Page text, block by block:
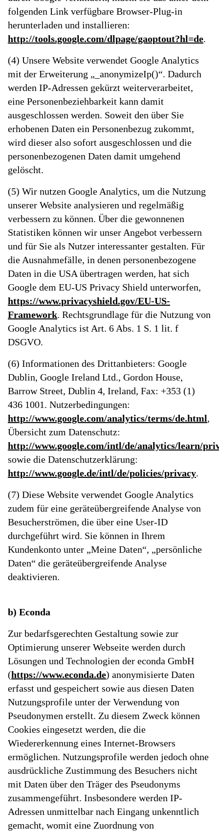
folgenden Link verfügbare Browser-Plug-in
herunterladen und installieren:
http://tools.google.com/dlpage/gaoptout?hl=de.
(4) Unsere Website verwendet Google Analytics
mit der Erweiterung „_anonymizeIp()“. Dadurch
werden IP-Adressen gekürzt weiterverarbeitet,
eine Personenbeziehbarkeit kann damit
ausgeschlossen werden. Soweit den über Sie
erhobenen Daten ein Personenbezug zukommt,
wird dieser also sofort ausgeschlossen und die
personenbezogenen Daten damit umgehend
gelöscht.
(5) Wir nutzen Google Analytics, um die Nutzung
unserer Website analysieren und regelmäßig
verbessern zu können. Über die gewonnenen
Statistiken können wir unser Angebot verbessern
und für Sie als Nutzer interessanter gestalten. Für
die Ausnahmefälle, in denen personenbezogene
Daten in die USA übertragen werden, hat sich
Google dem EU-US Privacy Shield unterworfen,
https://www.privacyshield.gov/EU-US-
Framework. Rechtsgrundlage für die Nutzung von
Google Analytics ist Art. 6 Abs. 1 S. 1 lit. f
DSGVO.
(6) Informationen des Drittanbieters: Google
Dublin, Google Ireland Ltd., Gordon House,
Barrow Street, Dublin 4, Ireland, Fax: +353 (1)
436 1001. Nutzerbedingungen:
http://www.google.com/analytics/terms/de.html,
Übersicht zum Datenschutz:
http://www.google.com/intl/de/analytics/learn/
sowie die Datenschutzerklärung:
http://www.google.de/intl/de/policies/privacy.
(7) Diese Website verwendet Google Analytics
zudem für eine geräteübergreifende Analyse von
Besucherströmen, die über eine User-ID
durchgeführt wird. Sie können in Ihrem
Kundenkonto unter „Meine Daten“, „persönliche
Daten“ die geräteübergreifende Analyse
deaktivieren.
b) Econda
Zur bedarfsgerechten Gestaltung sowie zur
Optimierung unserer Webseite werden durch
Lösungen und Technologien der econda GmbH
(https://www.econda.de) anonymisierte Daten
erfasst und gespeichert sowie aus diesen Daten
Nutzungsprofile unter der Verwendung von
Pseudonymen erstellt. Zu diesem Zweck können
Cookies eingesetzt werden, die die
Wiedererkennung eines Internet-Browsers
ermöglichen. Nutzungsprofile werden jedoch ohne
ausdrückliche Zustimmung des Besuchers nicht
mit Daten über den Träger des Pseudonyms
zusammengeführt. Insbesondere werden IP-
Adressen unmittelbar nach Eingang unkenntlich
gemacht, womit eine Zuordnung von